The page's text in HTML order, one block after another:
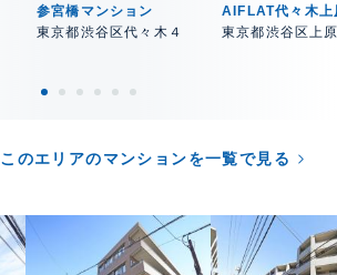
参宮橋マンション
東京都渋谷区代々木４
AIFLAT代々木上
東京都渋谷区上
このエリアのマンションを一覧で見る